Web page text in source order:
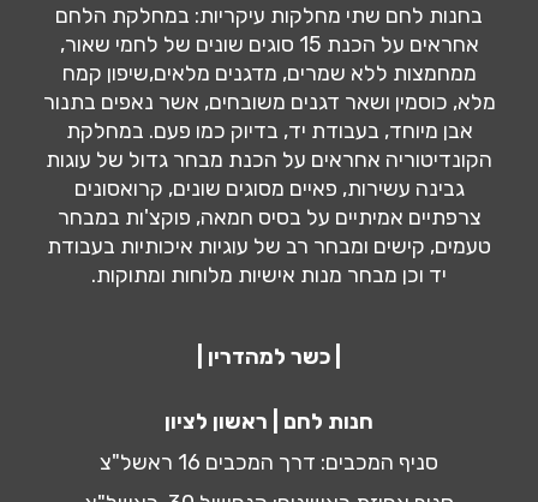
בחנות לחם שתי מחלקות עיקריות: במחלקת הלחם
אחראים על הכנת 15 סוגים שונים של לחמי שאור,
ממחמצות ללא שמרים, מדגנים מלאים,שיפון קמח
מלא, כוסמין ושאר דגנים משובחים, אשר נאפים בתנור
אבן מיוחד, בעבודת יד, בדיוק כמו פעם. במחלקת
הקונדיטוריה אחראים על הכנת מבחר גדול של עוגות
גבינה עשירות, פאיים מסוגים שונים, קרואסונים
צרפתיים אמיתיים על בסיס חמאה, פוקצ'ות במבחר
טעמים, קישים ומבחר רב של עוגיות איכותיות בעבודת
יד וכן מבחר מנות אישיות מלוחות ומתוקות.
| כשר למהדרין |
חנות לחם | ראשון לציון
סניף המכבים: דרך המכבים 16 ראשל"צ